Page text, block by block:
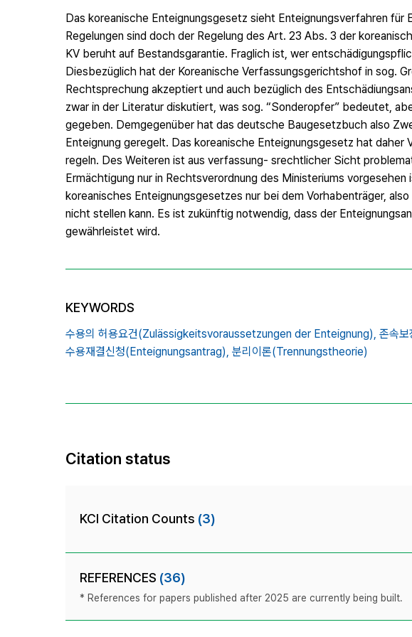
Das koreanische Enteignungsgesetz sieht Enteignungsverfahren
Regelungen sind doch der Regelung des Art. 23 Abs. 3 der
KV beruht auf Bestandsgarantie. Fraglich ist, wer
Diesbezüglich hat der Koreanische Verfassungsgerichtshof in sog.
Rechtsprechung akzeptiert und auch bezüglich des
zwar in der Literatur diskutiert, was sog. “Sonderopfer” bedeutet,
gegeben. Demgegenüber hat das deutsche Baugesetzbuch also
Enteignung geregelt. Das koreanische Enteignungsgesetz hat daher
regeln. Des Weiteren ist aus verfassung- srechtlicher Sicht
Ermächtigung nur in Rechtsverordnung des Ministeriums
koreanisches Enteignungsgesetzes nur bei dem Vorhabenträger,
nicht stellen kann. Es ist zukünftig notwendig, dass der
gewährleistet wird.
KEYWORDS
수용의 허용요건(Zulässigkeitsvoraussetzungen der Enteignung), 존속
수용재결신청(Enteignungsantrag), 분리이론(Trennungstheorie)
Citation status
KCI Citation Counts (3)
REFERENCES (36)
* References for papers published after 2025 are currently being built.